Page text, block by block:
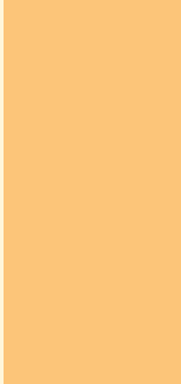
in
Urlaubs-
Du bei
suchen
die
was
wollen.
sich